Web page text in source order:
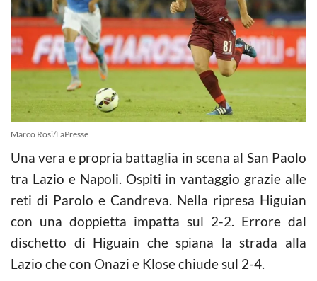
Marco Rosi/LaPresse
Una vera e propria battaglia in scena al San Paolo
tra Lazio e Napoli. Ospiti in vantaggio grazie alle
reti di Parolo e Candreva. Nella ripresa Higuian
con una doppietta impatta sul 2-2. Errore dal
dischetto di Higuain che spiana la strada alla
Lazio che con Onazi e Klose chiude sul 2-4.